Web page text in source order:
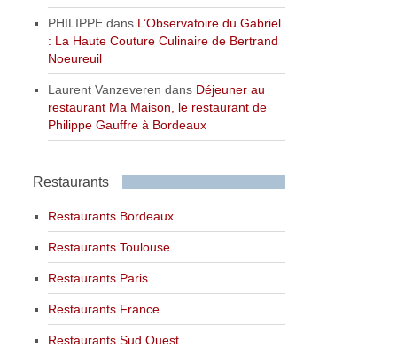
PHILIPPE dans L’Observatoire du Gabriel
: La Haute Couture Culinaire de Bertrand
Noeureuil
Laurent Vanzeveren dans Déjeuner au
restaurant Ma Maison, le restaurant de
Philippe Gauffre à Bordeaux
Restaurants
Restaurants Bordeaux
Restaurants Toulouse
Restaurants Paris
Restaurants France
Restaurants Sud Ouest